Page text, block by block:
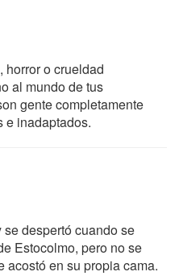
horror o crueldad
al mundo de tus
gente completamente
e inadaptados.
despertó cuando se
Estocolmo, pero no se
acostó en su propia cama.